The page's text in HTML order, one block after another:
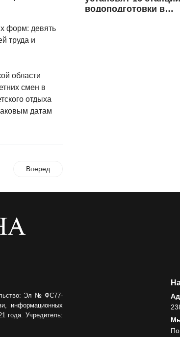
форм: девять
труда и
области
смен в
отдыха
датам
Вперед
водоподготовки в
Эл № ФС77-
информационных
года. Учредитель: